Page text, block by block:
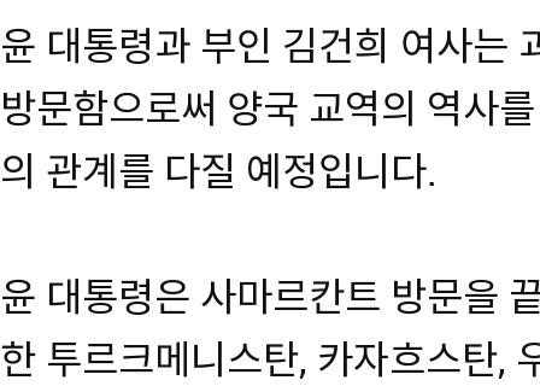
윤 대통령과 부인 김건희 여사는
방문함으로써 양국 교역의 역사
의 관계를 다질 예정입니다.
윤 대통령은 사마르칸트 방문을
한 투르크메니스탄, 카자흐스탄,